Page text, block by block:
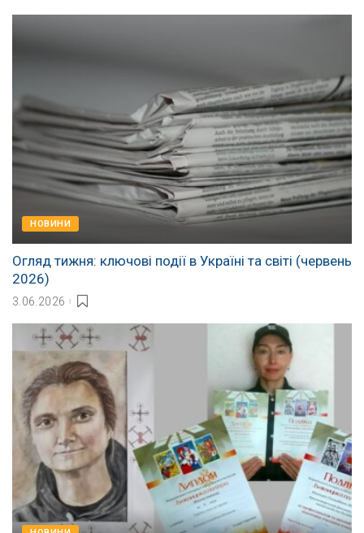
НОВИНИ
Огляд тижня: ключові події в Україні та світі (червень
2026)
3.06.2026